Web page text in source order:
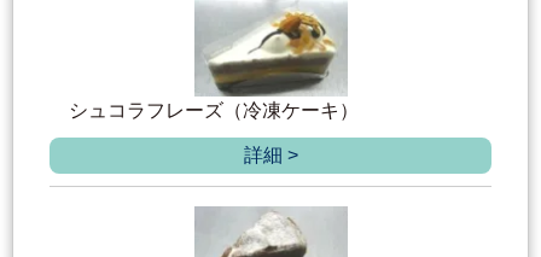
シュコラフレーズ（冷凍ケーキ）
詳細 >